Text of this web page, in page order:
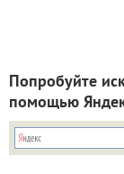
Попробуйте
помощью